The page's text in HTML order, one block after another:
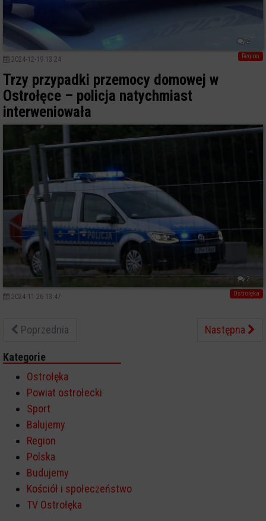
4
Region
2024-12-19 13:24
Trzy przypadki przemocy domowej w
Ostrołęce – policja natychmiast
interweniowała
2
Ostrołęka
2024-11-26 13:47
Poprzednia Następna
Kategorie
Ostrołęka
Powiat ostrołecki
Sport
Balujemy
Region
Polska
Budujemy
Kościół i społeczeństwo
TV Ostrołęka